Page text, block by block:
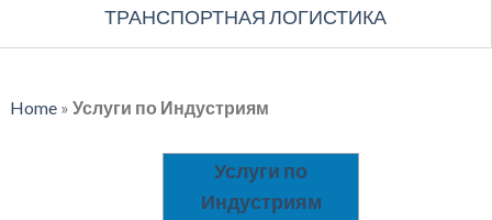
ТРАНСПОРТНАЯ ЛОГИСТИКА
Home» Услуги по Индустриям
Услуги по
Индустриям